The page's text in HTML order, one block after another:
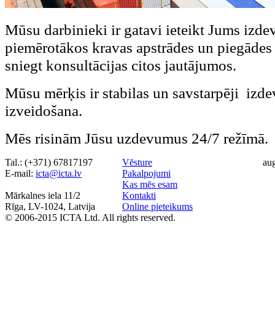
Mūsu darbinieki ir gatavi ieteikt Jums
piemērotākos kravas apstrādes un
sniegt konsultācijas citos jautājumos.
Mūsu mērķis ir stabilas un savstarpēji
izveidošana.
Mēs risinām Jūsu uzdevumus 24/7 režīmā.
Tal.: (+371) 67817197
Е-mail: icta@icta.lv
Mārkalnes iela 11/2
Rīga, LV-1024, Latvija
Vēsture
Pakalpojumi
Kas mēs esam
Kontakti
Online pieteikums
© 2006-2015 ICTA Ltd. All rights reserved.